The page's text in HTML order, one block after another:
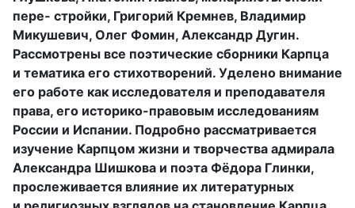
пере- стройки, Григорий Кремнев, Владимир
Микушевич, Олег Фомин, Александр Дугин.
Рассмотрены все поэтические сборники Карпца
и тематика его стихотворений. Уделено внимание
его работе как исследователя и преподавателя
права, его историко-правовым исследованиям
России и Испании. Подробно рассматривается
изучение Карпцом жизни и творчества адмирала
Александра Шишкова и поэта Фёдора Глинки,
прослеживается влияние их литературных